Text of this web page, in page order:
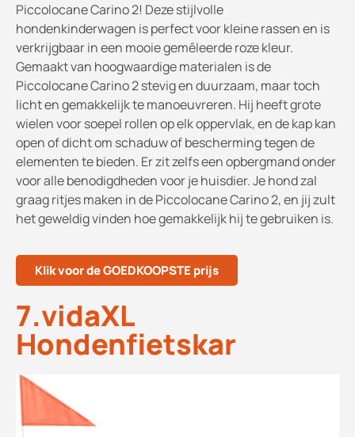
Piccolocane Carino 2! Deze stijlvolle
hondenkinderwagen is perfect voor kleine rassen en is
verkrijgbaar in een mooie gemêleerde roze kleur.
Gemaakt van hoogwaardige materialen is de
Piccolocane Carino 2 stevig en duurzaam, maar toch
licht en gemakkelijk te manoeuvreren. Hij heeft grote
wielen voor soepel rollen op elk oppervlak, en de kap kan
open of dicht om schaduw of bescherming tegen de
elementen te bieden. Er zit zelfs een opbergmand onder
voor alle benodigdheden voor je huisdier. Je hond zal
graag ritjes maken in de Piccolocane Carino 2, en jij zult
het geweldig vinden hoe gemakkelijk hij te gebruiken is.
Klik voor de GOEDKOOPSTE prijs
7.vidaXL
Hondenfietskar